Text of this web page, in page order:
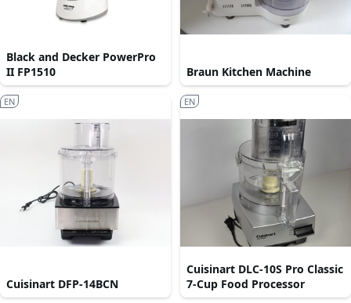
Black and Decker PowerPro
II FP1510
Braun Kitchen Machine
Cuisinart DFP-14BCN
EN
Cuisinart DLC-10S Pro Classic
7-Cup Food Processor
EN